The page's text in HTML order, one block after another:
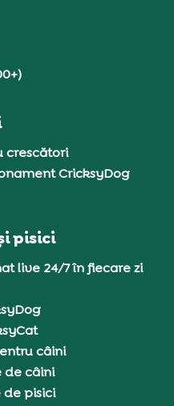
crescători
CricksyDog
pisici
live 24/7 în fiecare zi
câini
de câini
de pisici